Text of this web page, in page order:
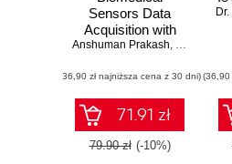
Sensors Data
Acquisition with
LabVIEW
Anshuman Prakash, Dr. Lovi Raj
(36,90 zł najniższa cena z 30 dni)
71.91 zł
79.90 zł (-10%)
(36,90